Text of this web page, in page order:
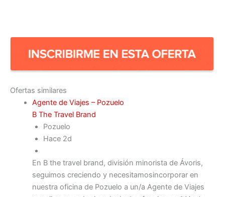
Ofertas similares
Agente de Viajes – Pozuelo
B The Travel Brand
Pozuelo
Hace 2d
En B the travel brand, división minorista de Ávoris,
seguimos creciendo y necesitamosincorporar en
nuestra oficina de Pozuelo a un/a Agente de Viajes